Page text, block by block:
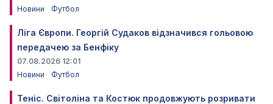
Новини
Футбол
Ліга Європи. Георгій Судаков відзначився гольовою
передачею за Бенфіку
07.08.2026 12:01
Новини
Футбол
Теніс. Світоліна та Костюк продовжують розривати